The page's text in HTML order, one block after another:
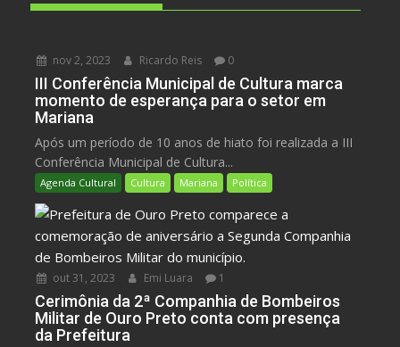
nov 2, 2023 Ricardo Reis 0
III Conferência Municipal de Cultura marca
momento de esperança para o setor em
Mariana
Após um período de 10 anos de hiato foi realizada a III
Conferência Municipal de Cultura...
Agenda Cultural Cultura Mariana Política
out 31, 2023 Emi Luara 1
Cerimônia da 2ª Companhia de Bombeiros
Militar de Ouro Preto conta com presença
da Prefeitura